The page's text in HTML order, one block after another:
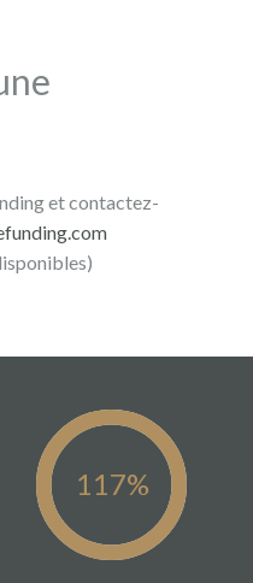
et contactez-